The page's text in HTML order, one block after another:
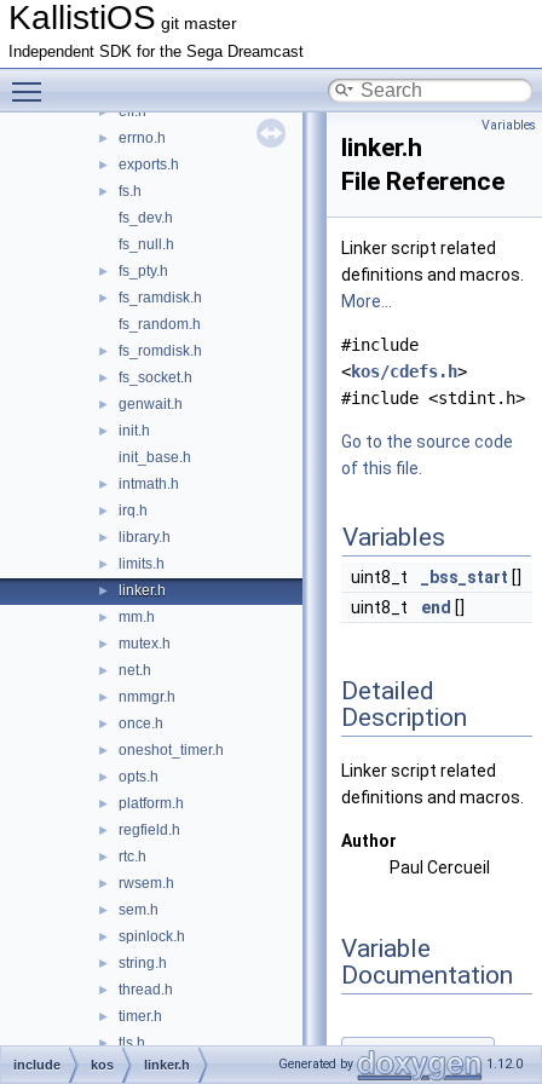
KallistiOS git master
Independent SDK for the Sega Dreamcast
► cdefs.h
► cond.h
► dbgio.h
► elf.h
► errno.h
► exports.h
►
fs.h
fs_dev.h
fs_null.h
► fs_pty.h
►
fs_ramdisk.h
fs_random.h
► fs_romdisk.h
► fs_socket.h
► genwait.h
►
init.h
init_base.h
► intmath.h
► irq.h
► library.h
► limits.h
► linker.h
► mm.h
► mutex.h
► net.h
► nmmgr.h
► once.h
► oneshot_timer.h
► opts.h
► platform.h
► regfield.h
► rtc.h
► rwsem.h
► sem.h
► spinlock.h
► string.h
► thread.h
► timer.h
► tls.h
► udiv.h
Variables
linker.h
File Reference
Linker script related
definitions and macros.
More...
#include
<kos/cdefs.h>
#include <stdint.h>
Go to the source code
of this file.
Variables
uint8_t _bss_start []
uint8_t
end []
Detailed
Description
Linker script related
definitions and macros.
Author
Paul Cercueil
Variable
Documentation
◆_bss_start
include kos linker.h Generated by 1.12.0